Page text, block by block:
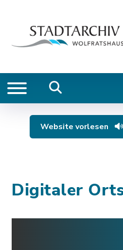
Website vorlesen
Digitaler